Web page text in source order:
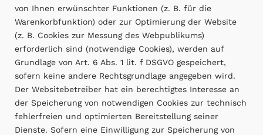
von Ihnen erwünschter Funktionen (z. B. für die
Warenkorbfunktion) oder zur Optimierung der Website
(z. B. Cookies zur Messung des Webpublikums)
erforderlich sind (notwendige Cookies), werden auf
Grundlage von Art. 6 Abs. 1 lit. f DSGVO gespeichert,
sofern keine andere Rechtsgrundlage angegeben wird.
Der Websitebetreiber hat ein berechtigtes Interesse an
der Speicherung von notwendigen Cookies zur technisch
fehlerfreien und optimierten Bereitstellung seiner
Dienste. Sofern eine Einwilligung zur Speicherung von